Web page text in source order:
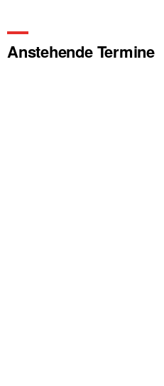
Anstehende Termine